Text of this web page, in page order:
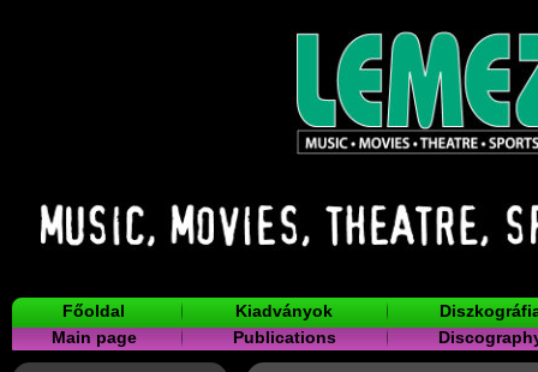
Főoldal Kiadványok
Main page
Publications